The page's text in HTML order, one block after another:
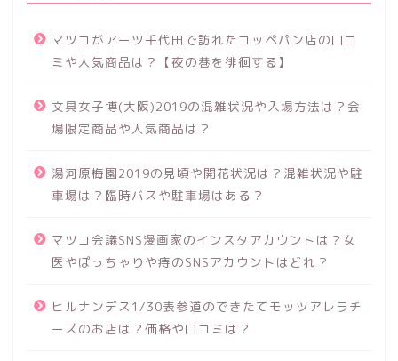
マツコがアーツ千代田で訪れたコッペパン店の口コ
ミや人気商品は？【夜の巷を徘徊する】
文具女子博(大阪)2019の混雑状況や入場方法は？会
場限定商品や人気商品は？
湯河原梅園2019の見頃や開花状況は？混雑状況や駐
車場は？臨時バスや駐車場はある？
マツコ会議SNS漫画家のインスタアカウントは？女
医やぽっちゃりや痔のSNSアカウントはどれ？
ヒルナンデス1/30表参道のできたてモッツアレラチ
ーズのお店は？価格や口コミは？